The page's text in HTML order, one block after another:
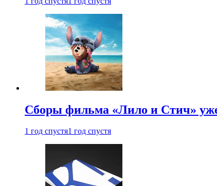
Сборы фильма «Лило и Стич»
1 год спустя1 год спустя